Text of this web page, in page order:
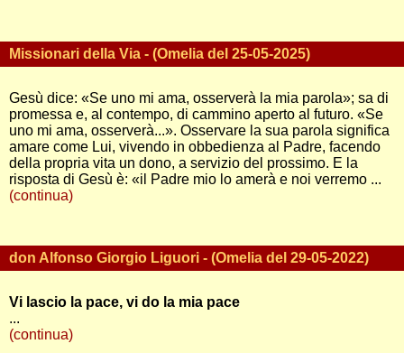
Missionari della Via - (Omelia del 25-05-2025)
Gesù dice: «Se uno mi ama, osserverà la mia parola»; sa di
promessa e, al contempo, di cammino aperto al futuro. «Se
uno mi ama, osserverà...». Osservare la sua parola significa
amare come Lui, vivendo in obbedienza al Padre, facendo
della propria vita un dono, a servizio del prossimo. E la
risposta di Gesù è: «il Padre mio lo amerà e noi verremo ...
(continua)
don Alfonso Giorgio Liguori - (Omelia del 29-05-2022)
Vi lascio la pace, vi do la mia pace
...
(continua)